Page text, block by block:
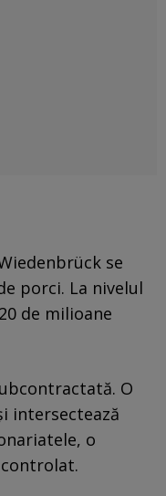
se
porci. La nivelul
de milioane
O
intersectează
o